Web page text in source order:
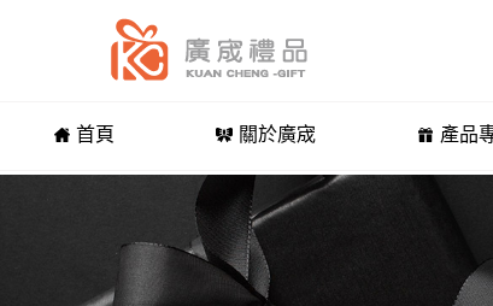
首頁 關於廣宬 產品